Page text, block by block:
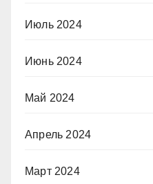
Июль 2024
Июнь 2024
Май 2024
Апрель 2024
Март 2024